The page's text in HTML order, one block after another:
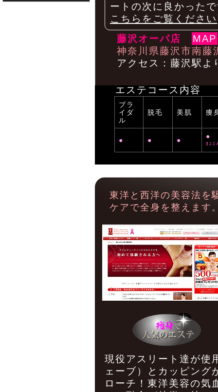
ートの次に良かった
こちらをご覧ください
藤沢オーパ店
MAP
神奈川県藤沢市南
アクセス：藤沢駅よ
エステコース内容
ブラ
イダ
ル
脱毛 美肌 痩
● ● ● ●
ｵｽｽ
東洋と西洋の美容法を
ケアで全身を整えます
現役アスリート達が使
ェーブ）とカッピング
ローチ！東洋美容の気